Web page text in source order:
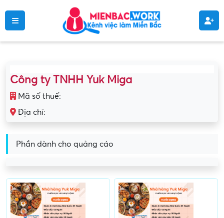
Công ty TNHH Yuk Miga
Mã số thuế:
Địa chỉ:
Phần dành cho quảng cáo